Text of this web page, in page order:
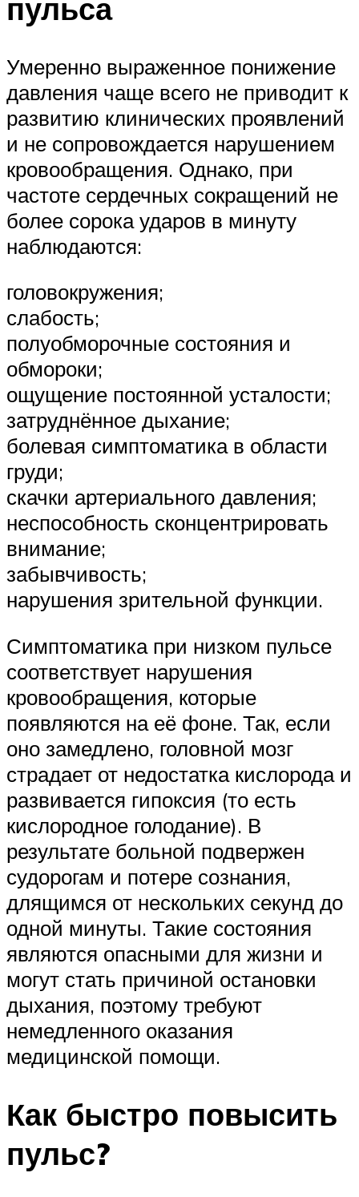
пульса
Умеренно выраженное понижение
давления чаще всего не приводит к
развитию клинических проявлений
и не сопровождается нарушением
кровообращения. Однако, при
частоте сердечных сокращений не
более сорока ударов в минуту
наблюдаются:
головокружения;
слабость;
полуобморочные состояния и
обмороки;
ощущение постоянной усталости;
затруднённое дыхание;
болевая симптоматика в области
груди;
скачки артериального давления;
неспособность сконцентрировать
внимание;
забывчивость;
нарушения зрительной функции.
Симптоматика при низком пульсе
соответствует нарушения
кровообращения, которые
появляются на её фоне. Так, если
оно замедлено, головной мозг
страдает от недостатка кислорода и
развивается гипоксия (то есть
кислородное голодание). В
результате больной подвержен
судорогам и потере сознания,
длящимся от нескольких секунд до
одной минуты. Такие состояния
являются опасными для жизни и
могут стать причиной остановки
дыхания, поэтому требуют
немедленного оказания
медицинской помощи.
Как быстро повысить
пульс?